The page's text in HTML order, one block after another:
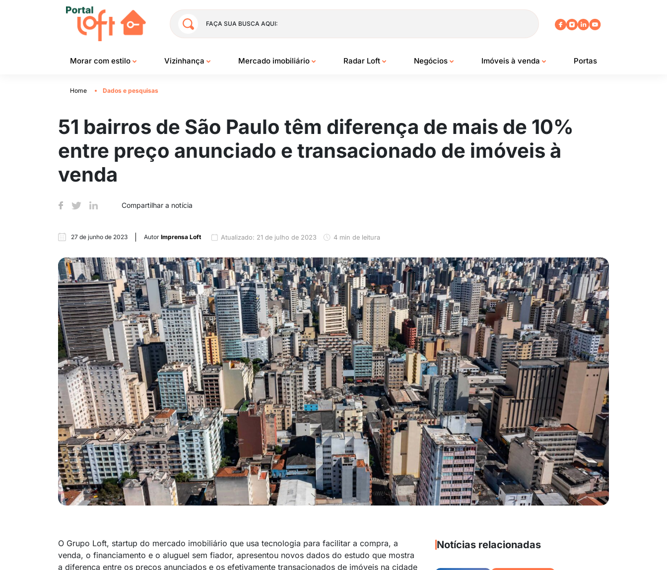
FAÇA SUA BUSCA AQUI:
Morar com estilo Vizinhança Mercado imobiliário Radar Loft Negócios Imóveis à venda Portas
Home Dados e pesquisas
51 bairros de São Paulo têm diferença de mais de 10%
entre preço anunciado e transacionado de imóveis à
venda
Compartilhar a notícia
27 de junho de 2023 Autor Imprensa Loft Atualizado: 21 de julho de 2023 4 min de leitura
O Grupo Loft, startup do mercado imobiliário que usa tecnologia para facilitar a compra, a
venda, o financiamento e o aluguel sem fiador, apresentou novos dados do estudo que mostra
a diferença entre os preços anunciados e os efetivamente transacionados de imóveis na cidade
Notícias relacionadas